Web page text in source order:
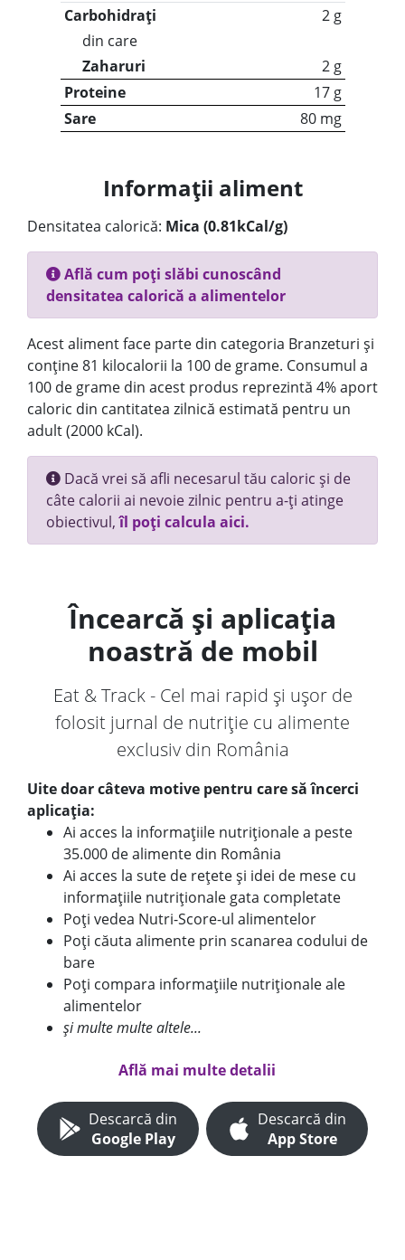
Carbohidrați
2 g
din care
Zaharuri
2 g
Proteine
17 g
Sare
80 mg
Informații aliment
Densitatea calorică: Mica (0.81kCal/g)
Află cum poți slăbi cunoscând
densitatea calorică a alimentelor
Acest aliment face parte din categoria Branzeturi și
conține 81 kilocalorii la 100 de grame. Consumul a
100 de grame din acest produs reprezintă 4% aport
caloric din cantitatea zilnică estimată pentru un
adult (2000 kCal).
Dacă vrei să afli necesarul tău caloric și de
câte calorii ai nevoie zilnic pentru a-ți atinge
obiectivul,îl poți calcula aici.
Încearcă și aplicația
noastră de mobil
Eat & Track - Cel mai rapid și ușor de
folosit jurnal de nutriție cu alimente
exclusiv din România
Uite doar câteva motive pentru care să încerci
aplicația:
Ai acces la informațiile nutriționale a peste
35.000 de alimente din România
Ai acces la sute de rețete și idei de mese cu
informațiile nutriționale gata completate
Poți vedea Nutri-Score-ul alimentelor
Poți căuta alimente prin scanarea codului de
bare
Poți compara informațiile nutriționale ale
alimentelor
și multe multe altele...
Află mai multe detalii
Descarcă din
Google Play
Descarcă din
App Store